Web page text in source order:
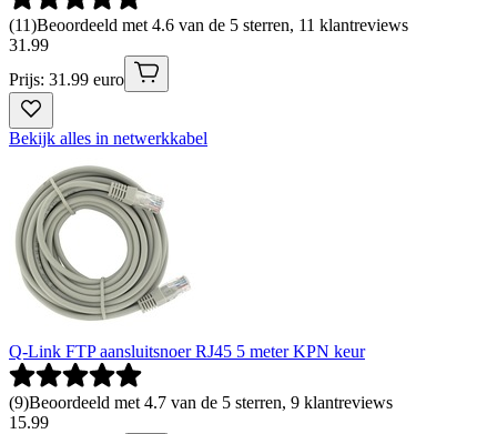
(11)Beoordeeld met 4.6 van de 5 sterren, 11 klantreviews
31 .99
Prijs: 31.99 euro
Bekijk alles in netwerkkabel
Q-Link FTP aansluitsnoer RJ45 5 meter KPN keur
(9)Beoordeeld met 4.7 van de 5 sterren, 9 klantreviews
15.99